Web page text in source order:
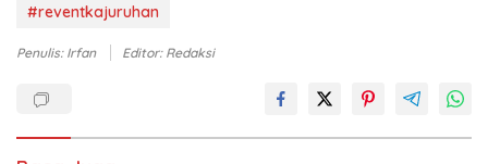
#reventkajuruhan
Penulis: Irfan Editor: Redaksi